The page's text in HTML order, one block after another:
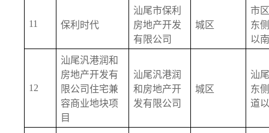
11 保利时代
汕尾市保利
房地产开发
有限公司
城区
市
东
以南
12
汕尾汎港润和
房地产开发有
限公司住宅兼
容商业地块项
目
汕尾汎港润
和房地产开
发有限公司
城区
汕
东
道